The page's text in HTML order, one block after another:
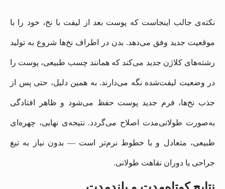
نکته‌ی جالب اینجاست که پوست بعد از لیفت با نخ، خود را با
موقعیت جدید وفق می‌دهد. بدن در اطراف نخ‌ها شروع به تولید
رشته‌های کلاژن جدید می‌کند که همانند چسب طبیعی، پوست را
در وضعیت لیفت‌شده نگه می‌دارند. به همین دلیل، حتی پس از
جذب نخ‌ها، فرم جدید پوست حفظ می‌شود و ظاهر افتادگی
به‌صورت طولانی‌مدت اصلاح می‌گردد. نتیجه‌ی نهایی، چهره‌ای
طبیعی، متعادل و با خطوط نرم‌تر است — بدون نیاز به تیغ
جراحی یا دوران نقاهت طولانی.